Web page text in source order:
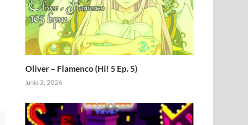
Oliver – Flamenco (Hi! 5 Ep. 5)
junio 2, 2026